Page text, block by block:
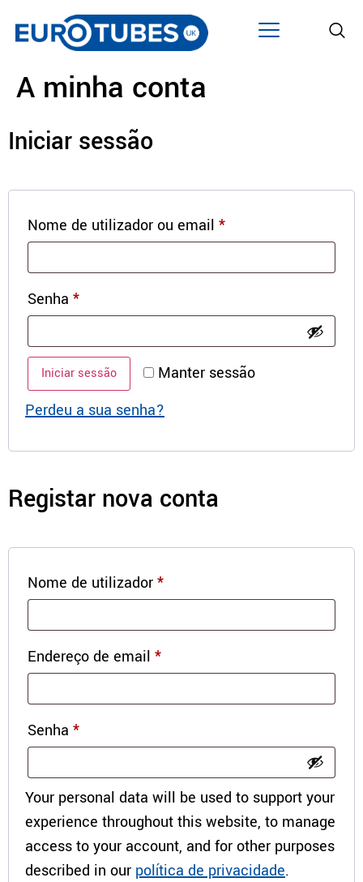
A minha conta
Iniciar sessão
Nome de utilizador ou email *
Senha *
Manter sessão
Iniciar sessão
Perdeu a sua senha?
Registar nova conta
Nome de utilizador*
Endereço de email *
Senha *
Your personal data will be used to support your
experience throughout this website, to manage
access to your account, and for other purposes
described in our política de privacidade.